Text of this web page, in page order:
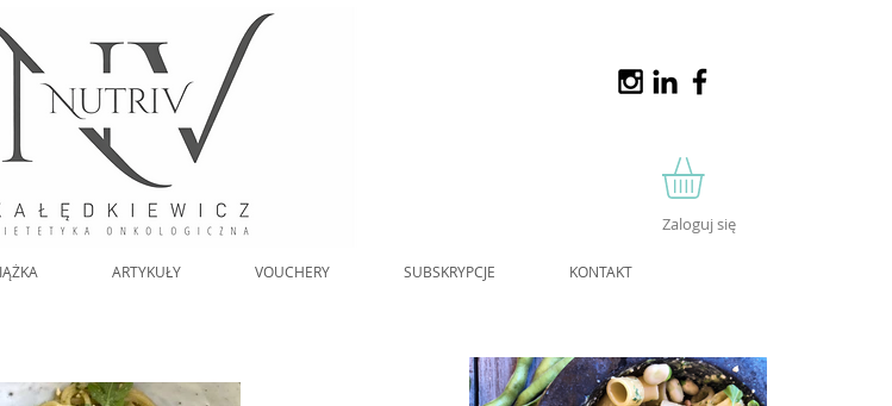
Zaloguj się
ARTYKUŁY VOUCHERY SUBSKRYPCJE KONTAKT